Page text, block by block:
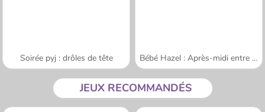
Soirée pyj : drôles de tête Bébé Hazel : Après-midi entre amis
JEUX RECOMMANDÉS